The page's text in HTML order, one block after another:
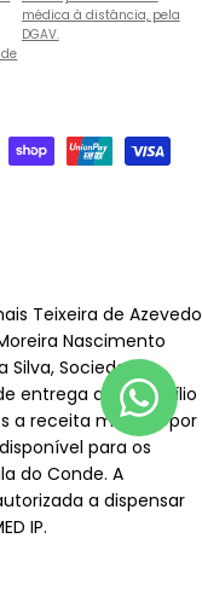
médica à distância, pela
DGAV.
Teixeira de Azevedo
Nascimento
Silva, Sociedade
de entrega ao domicílio
a receita médica, por
para os
do Conde. A
a dispensar
IP.